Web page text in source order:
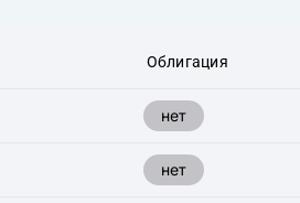
Облигация
нет
нет